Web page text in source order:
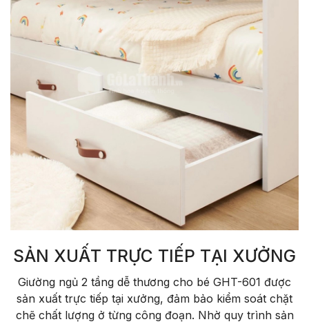
SẢN XUẤT TRỰC TIẾP TẠI XƯỞNG
Giường ngủ 2 tầng dễ thương cho bé GHT-601 được
sản xuất trực tiếp tại xưởng, đảm bảo kiểm soát chặt
chẽ chất lượng ở từng công đoạn. Nhờ quy trình sản